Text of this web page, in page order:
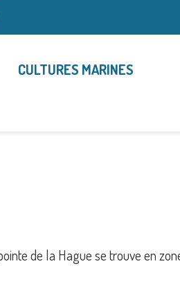
CULTURES MARINES
de la Hague se trouve en